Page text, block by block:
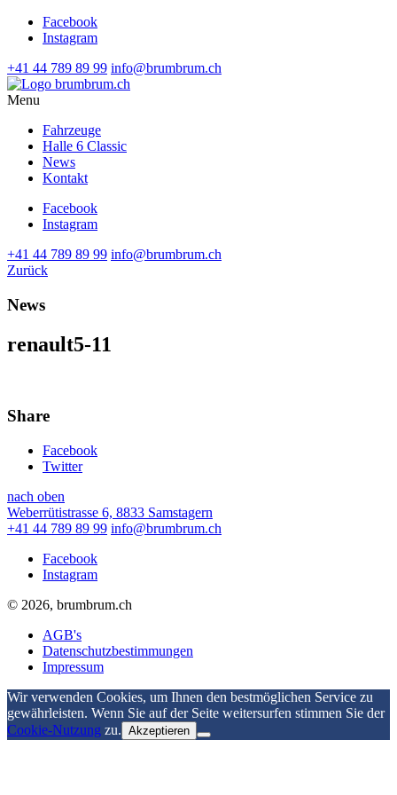
Facebook
Instagram
+41 44 789 89 99 info@brumbrum.ch
Menu
Fahrzeuge
Halle 6 Classic
News
Kontakt
Facebook
Instagram
+41 44 789 89 99 info@brumbrum.ch
Zurück
News
renault5-11
Share
Facebook
Twitter
nach oben
Weberrütistrasse 6, 8833 Samstagern
+41 44 789 89 99 info@brumbrum.ch
Facebook
Instagram
© 2026, brumbrum.ch
AGB's
Datenschutzbestimmungen
Impressum
Wir verwenden Cookies, um Ihnen den bestmöglichen Service zu
gewährleisten. Wenn Sie auf der Seite weitersurfen stimmen Sie der
Cookie-Nutzung zu. Akzeptieren